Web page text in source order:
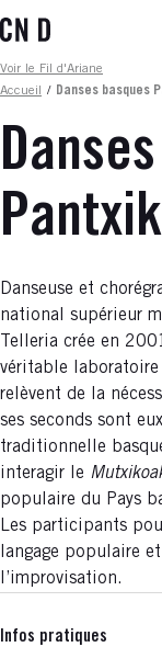
au
principal
Fil d'ariane
Voir le Fil d'Ariane
Accueil
/ Danses basques
Danseuse et
national supérieur
Telleria crée en
véritable laboratoire
relèvent de la
ses seconds sont
traditionnelle
interagir le
populaire du Pays
Les participants
langage populaire
l’improvisation.
Infos pratiques